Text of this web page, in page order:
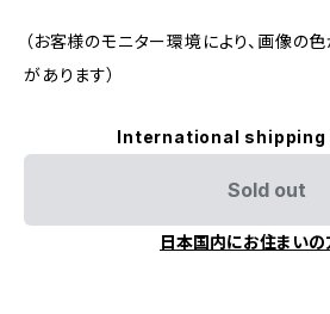
（お客様のモニター環境により、画像の
があります）
International shipping
Sold out
日本国内にお住まいの